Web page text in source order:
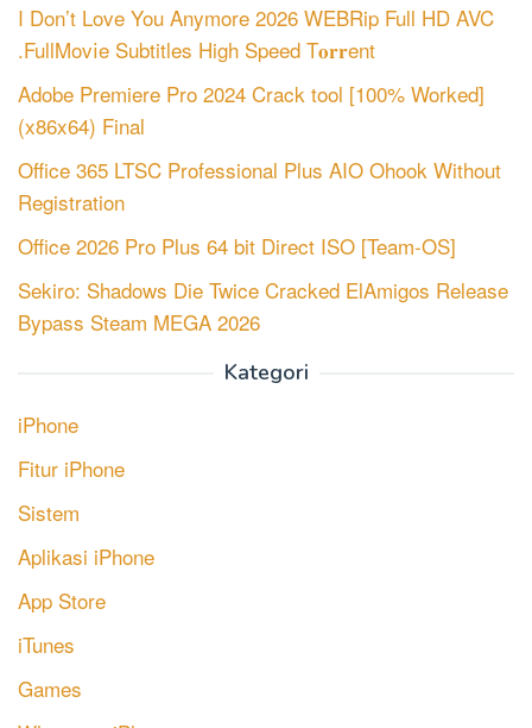
I Don’t Love You Anymore 2026 WEBRip Full HD AVC
.FullMov𝗂e Subtitles High Speed T𝐨𝐫𝐫ent
Adobe Premiere Pro 2024 Crack tool [100% Worked]
(x86x64) Final
Office 365 LTSC Professional Plus AIO Ohook Without
Registration
Office 2026 Pro Plus 64 bit Direct ISO [Team-OS]
Sekiro: Shadows Die Twice Cracked ElAmigos Release
Bypass Steam MEGA 2026
Kategori
iPhone
Fitur iPhone
Sistem
Aplikasi iPhone
App Store
iTunes
Games